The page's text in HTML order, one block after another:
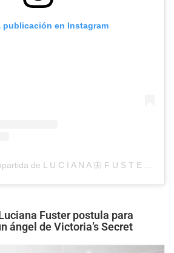
publicación en Instagram
Una publicación compartida de L U C I A N A 🦋 F U S T E R (@lucianafusterg)
Fuster postula para
ángel de Victoria’s Secret